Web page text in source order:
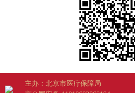
主办：北京市医疗保障局